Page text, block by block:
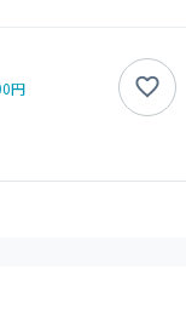
円